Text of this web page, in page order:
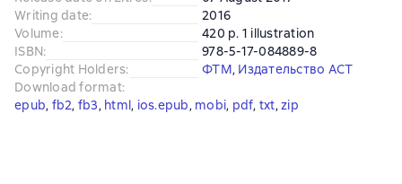
Writing date:
2016
Volume:
420 p. 1 illustration
ISBN:
978-5-17-084889-8
Copyright Holders: ФТМ, Издательство АСТ
Download format:
epub, fb2, fb3, html, ios.epub, mobi, pdf, txt, zip